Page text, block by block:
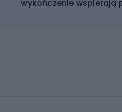
wykończenie wspierają